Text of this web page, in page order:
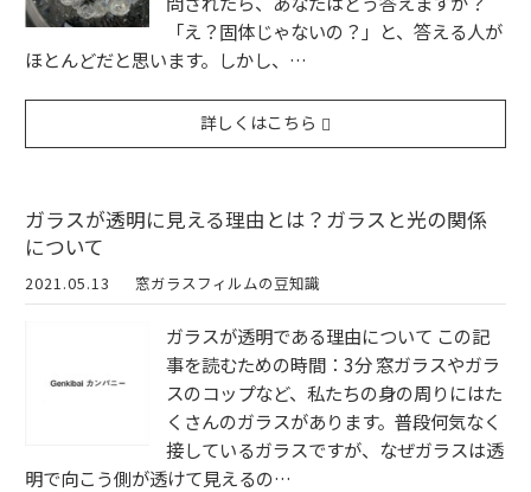
「え？固体じゃないの？」と、答える人が
ほとんどだと思います。しかし、…
詳しくはこちら
ガラスが透明に見える理由とは？ガラスと光の関係
について
2021.05.13 窓ガラスフィルムの豆知識
ガラスが透明である理由について この記
事を読むための時間：3分 窓ガラスやガラ
スのコップなど、私たちの身の周りにはた
くさんのガラスがあります。普段何気なく
接しているガラスですが、なぜガラスは透
明で向こう側が透けて見えるの…